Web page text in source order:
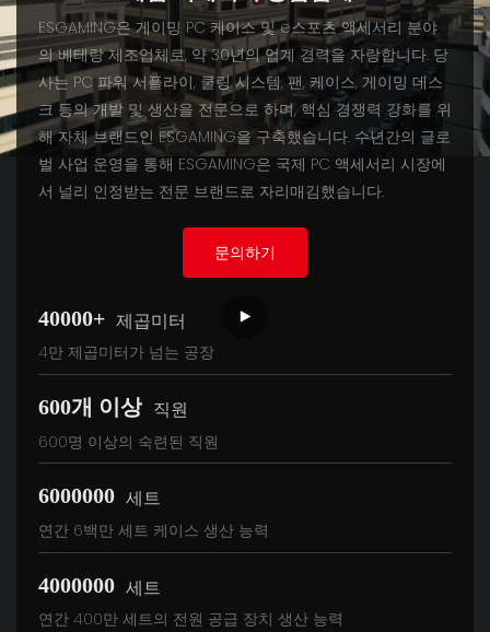
ESGAMING은 게이밍 PC 케이스 및 e스포츠 액세서리 분야
의 베테랑 제조업체로, 약 30년의 업계 경력을 자랑합니다. 당
사는 PC 파워 서플라이, 쿨링 시스템, 팬, 케이스, 게이밍 데스
크 등의 개발 및 생산을 전문으로 하며, 핵심 경쟁력 강화를 위
해 자체 브랜드인 ESGAMING을 구축했습니다. 수년간의 글로
벌 사업 운영을 통해 ESGAMING은 국제 PC 액세서리 시장에
서 널리 인정받는 전문 브랜드로 자리매김했습니다.
문의하기
40000+ 제곱미터
4만 제곱미터가 넘는 공장
600개 이상 직원
600명 이상의 숙련된 직원
6000000 세트
연간 6백만 세트 케이스 생산 능력
4000000 세트
연간 400만 세트의 전원 공급 장치 생산 능력